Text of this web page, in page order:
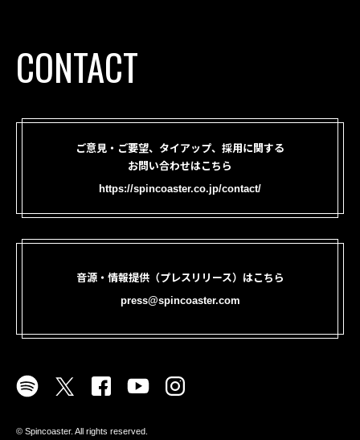
CONTACT
ご意見・ご要望、タイアップ、採用に関する
お問い合わせはこちら
https://spincoaster.co.jp/contact/
音源・情報提供（プレスリリース）はこちら
press@spincoaster.com
©︎ Spincoaster. All rights reserved.